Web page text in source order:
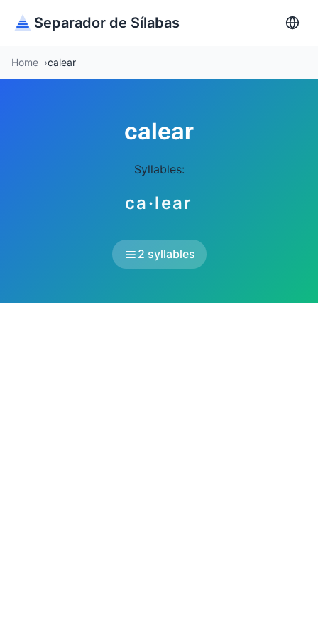
Separador de Sílabas
Home calear
calear
Syllables:
ca·lear
2 syllables